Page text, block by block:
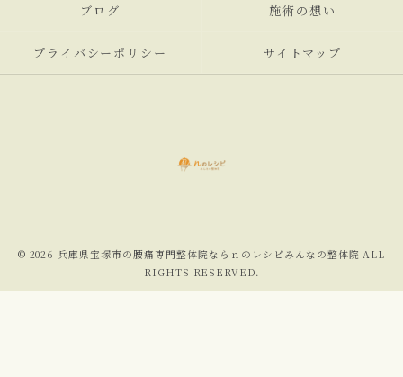
ブログ 施術の想い
プライバシーポリシー サイトマップ
© 2026 兵庫県宝塚市の腰痛専門整体院ならｎのレシピみんなの整体院 ALL
RIGHTS RESERVED.